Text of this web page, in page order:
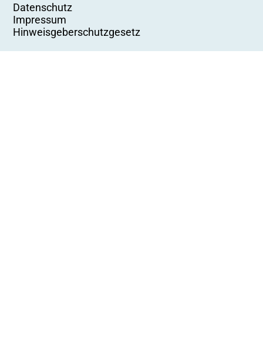
Datenschutz
Impressum
Hinweisgeberschutzgesetz